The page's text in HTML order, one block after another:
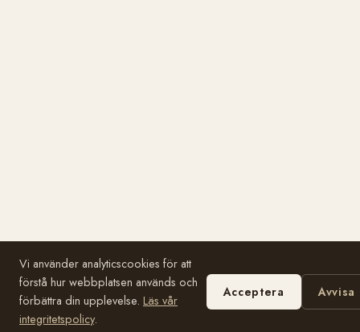
Vi använder analyticscookies för att
förstå hur webbplatsen används och
förbättra din upplevelse. Läs vår
integritetspolicy.
Acceptera Avvisa